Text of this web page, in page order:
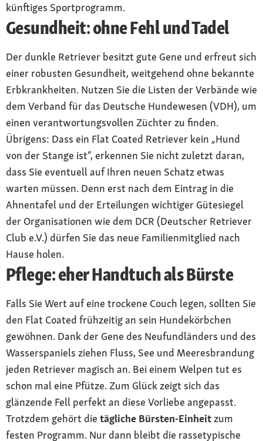
künftiges Sportprogramm.
Gesundheit: ohne Fehl und Tadel
Der dunkle Retriever besitzt gute Gene und erfreut sich
einer robusten Gesundheit, weitgehend ohne bekannte
Erbkrankheiten. Nutzen Sie die Listen der Verbände wie
dem Verband für das Deutsche Hundewesen (VDH), um
einen verantwortungsvollen Züchter zu finden.
Übrigens: Dass ein Flat Coated Retriever kein „Hund
von der Stange ist“, erkennen Sie nicht zuletzt daran,
dass Sie eventuell auf Ihren neuen Schatz etwas
warten müssen. Denn erst nach dem Eintrag in die
Ahnentafel und der Erteilungen wichtiger Gütesiegel
der Organisationen wie dem DCR (Deutscher Retriever
Club e.V.) dürfen Sie das neue Familienmitglied nach
Hause holen.
Pflege: eher Handtuch als Bürste
Falls Sie Wert auf eine trockene Couch legen, sollten Sie
den Flat Coated frühzeitig an sein Hundekörbchen
gewöhnen. Dank der Gene des Neufundländers und des
Wasserspaniels ziehen Fluss, See und Meeresbrandung
jeden Retriever magisch an. Bei einem Welpen tut es
schon mal eine Pfütze. Zum Glück zeigt sich das
glänzende Fell perfekt an diese Vorliebe angepasst.
Trotzdem gehört die tägliche Bürsten-Einheitzum
festen Programm. Nur dann bleibt die rassetypische